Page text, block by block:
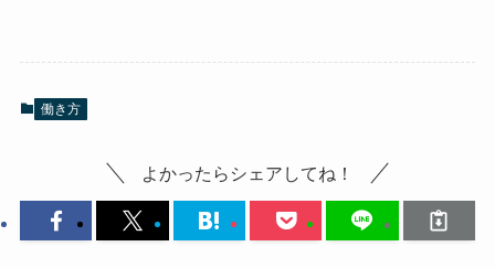
働き方
よかったらシェアしてね！